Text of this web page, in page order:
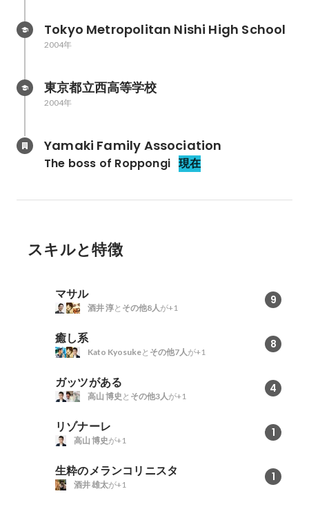
Tokyo Metropolitan Nishi High School
2004年
東京都立西高等学校
2004年
Yamaki Family Association
The boss of Roppongi 現在
スキルと特徴
マサル 9
酒井 淳と その他8人 が+1
癒し系 8
Kato Kyosukeと その他7人 が+1
ガッツがある 4
高山 博史 と その他3人 が+1
リゾナーレ 1
高山 博史が+1
生粋のメランコリニスタ 1
酒井 雄太が+1